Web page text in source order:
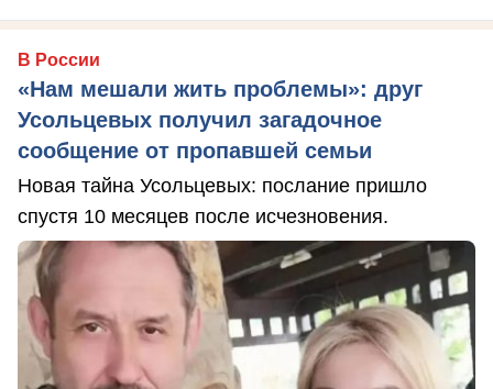
В России
«Нам мешали жить проблемы»: друг
Усольцевых получил загадочное
сообщение от пропавшей семьи
Новая тайна Усольцевых: послание пришло
спустя 10 месяцев после исчезновения.